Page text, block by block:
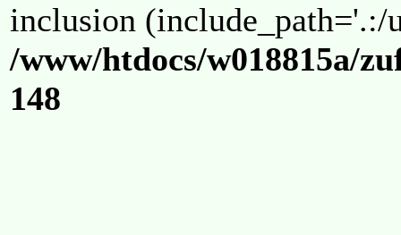
inclusion (include_path='.:/
/www/htdocs/w018815a/
148